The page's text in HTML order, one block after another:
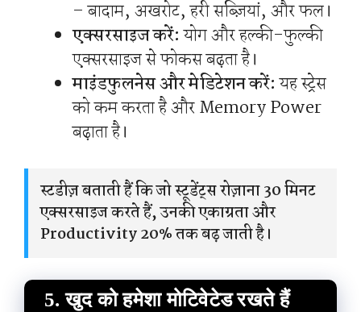
– बादाम, अखरोट, हरी सब्ज़ियां, और फल।
एक्सरसाइज करें:योग और हल्की-फुल्की
एक्सरसाइज से फोकस बढ़ता है।
माइंडफुलनेस और मेडिटेशन करें:यह स्ट्रेस
को कम करता है और Memory Power
बढ़ाता है।
स्टडीज़ बताती हैं कि जो स्टूडेंट्स रोज़ाना 30 मिनट
एक्सरसाइज करते हैं, उनकी एकाग्रता और
Productivity 20% तक बढ़ जाती है।
5. खुद को हमेशा मोटिवेटेड रखते हैं